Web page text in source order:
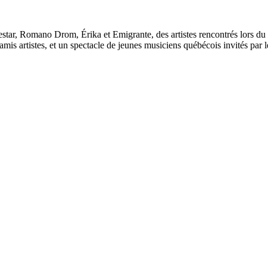
Romano Drom, Érika et Emigrante, des artistes rencontrés lors
artistes, et un spectacle de jeunes musiciens québécois invités